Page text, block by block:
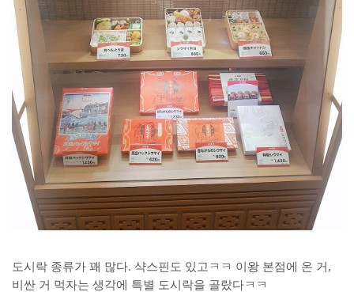
도시락 종류가 꽤 많다. 샥스핀도 있고ㅋㅋ 이왕 본점에 온 거,
비싼 거 먹자는 생각에 특별 도시락을 골랐다ㅋㅋ